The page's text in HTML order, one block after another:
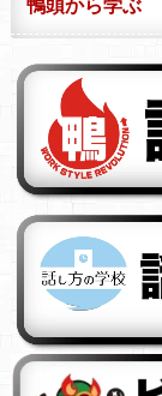
鴨頭から学ぶ